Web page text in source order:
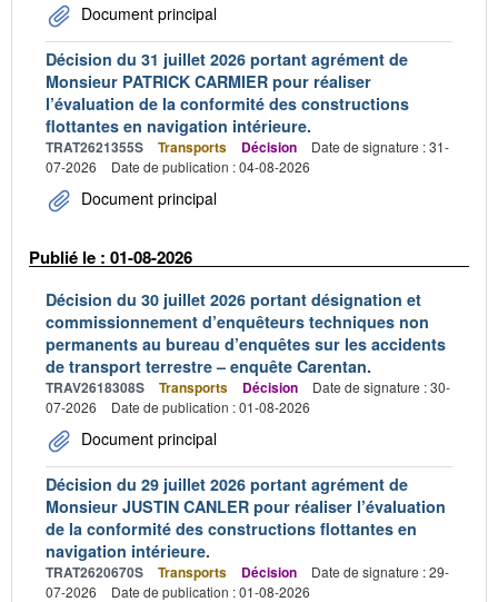
Document principal
Décision du 31 juillet 2026 portant agrément de
Monsieur PATRICK CARMIER pour réaliser
l’évaluation de la conformité des constructions
flottantes en navigation intérieure.
TRAT2621355S Transports Décision
Date de signature : 31-
07-2026
Date de publication : 04-08-2026
Document principal
Publié le : 01-08-2026
Décision du 30 juillet 2026 portant désignation et
commissionnement d’enquêteurs techniques non
permanents au bureau d’enquêtes sur les accidents
de transport terrestre – enquête Carentan.
TRAV2618308S Transports Décision
Date de signature : 30-
07-2026
Date de publication : 01-08-2026
Document principal
Décision du 29 juillet 2026 portant agrément de
Monsieur JUSTIN CANLER pour réaliser l’évaluation
de la conformité des constructions flottantes en
navigation intérieure.
TRAT2620670S Transports Décision
Date de signature : 29-
07-2026
Date de publication : 01-08-2026